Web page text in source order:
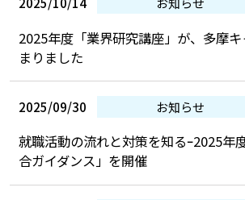
2025年度「業界研究講座」が、多摩
まりました
2025/09/30 お知らせ
就職活動の流れと対策を知るｰ2025年
合ガイダンス」を開催